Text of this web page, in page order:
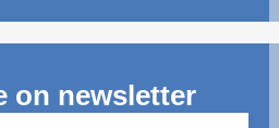
on newsletter